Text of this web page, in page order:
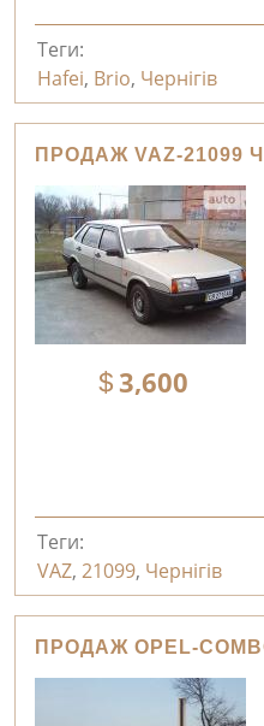
Теги:
Hafei, Brio, Чернігів
ПРОДАЖ VAZ-21099
3,600
Теги:
VAZ, 21099, Чернігів
ПРОДАЖ OPEL-